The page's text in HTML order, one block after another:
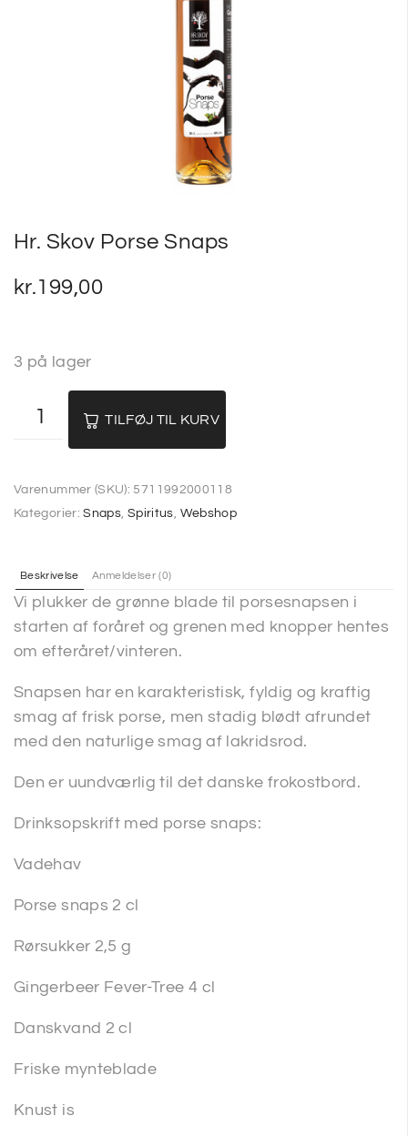
Hr. Skov Porse Snaps
kr.199,00
3 på lager
TILFØJ TIL KURV
Varenummer (SKU): 5711992000118
Kategorier:Snaps, Spiritus, Webshop
Beskrivelse Anmeldelser (0)
Vi plukker de grønne blade til porsesnapsen i
starten af foråret og grenen med knopper hentes
om efteråret/vinteren.
Snapsen har en karakteristisk, fyldig og kraftig
smag af frisk porse, men stadig blødt afrundet
med den naturlige smag af lakridsrod.
Den er uundværlig til det danske frokostbord.
Drinksopskrift med porse snaps:
Vadehav
Porse snaps 2 cl
Rørsukker 2,5 g
Gingerbeer Fever-Tree 4 cl
Danskvand 2 cl
Friske mynteblade
Knust is